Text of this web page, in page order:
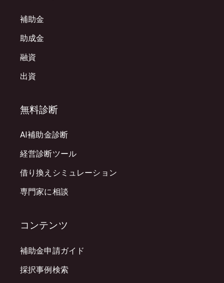
補助金
助成金
融資
出資
無料診断
AI補助金診断
経営診断ツール
借り換えシミュレーション
専門家に相談
コンテンツ
補助金申請ガイド
採択事例検索